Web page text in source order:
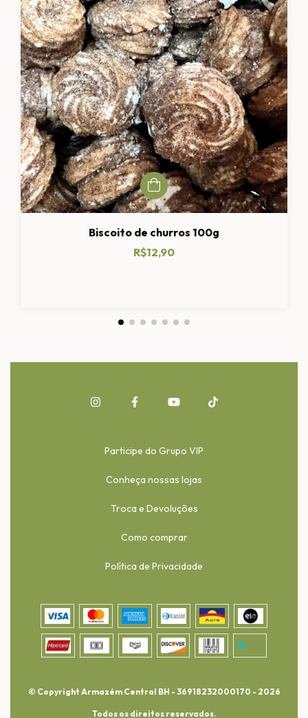
Biscoito de churros 100g
R$12,90
Participe do Grupo VIP
Conheça nossas lojas
Troca e Devoluções
Como comprar
Política de Privacidade
© Copyright Armazém Central BH - 36918232000170 - 2026
Todos os direitos reservados.